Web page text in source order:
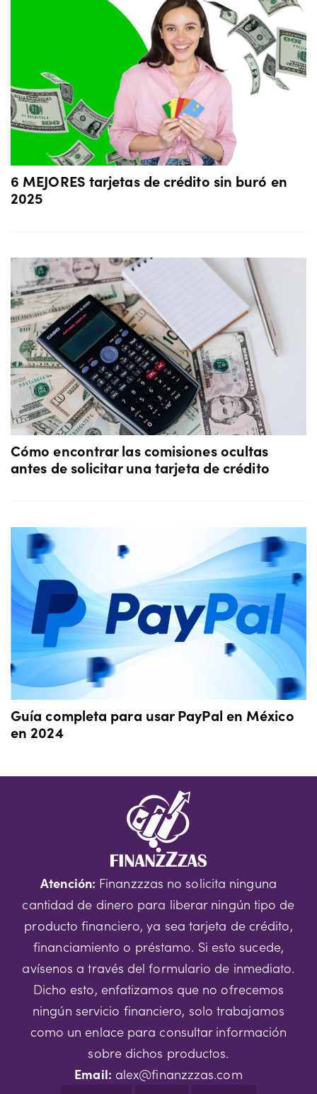
6 MEJORES tarjetas de crédito sin buró en
2025
Cómo encontrar las comisiones ocultas
antes de solicitar una tarjeta de crédito
Guía completa para usar PayPal en México
en 2024
Atención: Finanzzzas no solicita ninguna
cantidad de dinero para liberar ningún tipo de
producto financiero, ya sea tarjeta de crédito,
financiamiento o préstamo. Si esto sucede,
avísenos a través del formulario de inmediato.
Dicho esto, enfatizamos que no ofrecemos
ningún servicio financiero, solo trabajamos
como un enlace para consultar información
sobre dichos productos.
Email: alex@finanzzzas.com